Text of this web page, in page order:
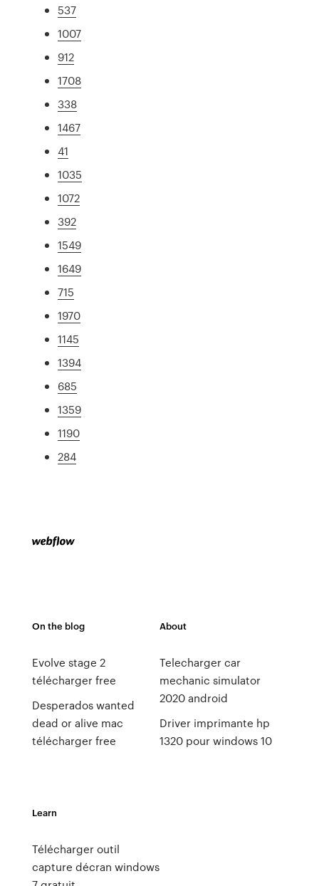
537
1007
912
1708
338
1467
41
1035
1072
392
1549
1649
715
1970
1145
1394
685
1359
1190
284
On the blog
Evolve stage 2
télécharger free
Desperados wanted
dead or alive mac
télécharger free
About
Telecharger car
mechanic simulator
2020 android
Driver imprimante hp
1320 pour windows 10
Learn
Télécharger outil
capture décran windows